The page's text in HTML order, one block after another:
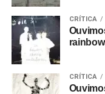
CRÍTICA
CRÍTICA